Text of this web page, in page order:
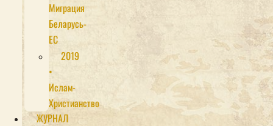
Миграция
Беларусь-
ЕС
2019
•
Ислам-
Христианство
ЖУРНАЛ